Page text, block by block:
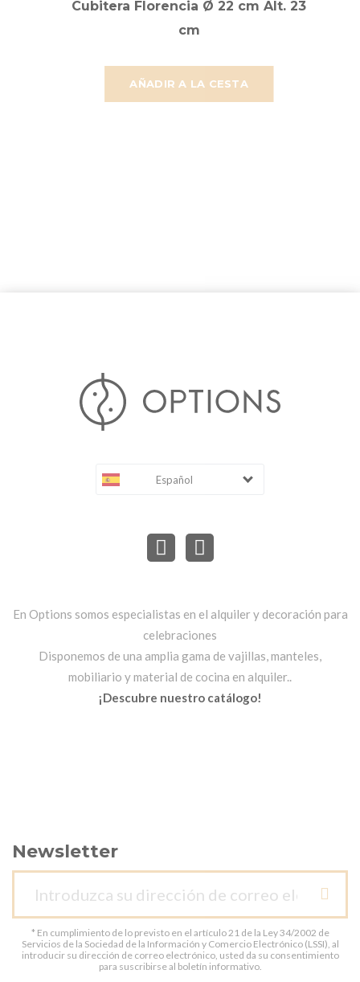
AÑADIR A LA CESTA
Cubitera Florencia Ø 22 cm Alt. 23
cm
Español
En Options somos especialistas en el alquiler y decoración para
celebraciones
Disponemos de una amplia gama de vajillas, manteles,
mobiliario y material de cocina en alquiler..
¡Descubre nuestro catálogo!
Newsletter
* En cumplimiento de lo previsto en el artículo 21 de la Ley 34/2002 de
Servicios de la Sociedad de la Información y Comercio Electrónico (LSSI), al
introducir su dirección de correo electrónico, usted da su consentimiento
para suscribirse al boletín informativo.